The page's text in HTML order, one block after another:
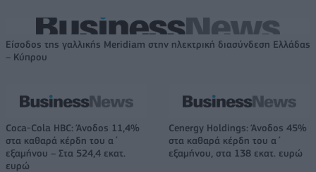
Είσοδος της γαλλικής Meridiam στην ηλεκτρική διασύνδεση Ελλάδας
– Κύπρου
Coca-Cola HBC: Άνοδος 11,4%
στα καθαρά κέρδη του α΄
εξαμήνου – Στα 524,4 εκατ.
ευρώ
Cenergy Holdings: Άνοδος 45%
στα καθαρά κέρδη του α΄
εξαμήνου, στα 138 εκατ. ευρώ